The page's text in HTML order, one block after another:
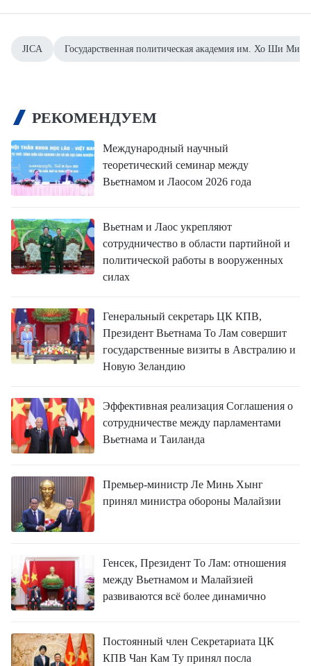
JICA Государственная политическая академия им. Хо Ши Мина
РЕКОМЕНДУЕМ
Международный научный
теоретический семинар между
Вьетнамом и Лаосом 2026 года
Вьетнам и Лаос укрепляют
сотрудничество в области партийной и
политической работы в вооруженных
силах
Генеральный секретарь ЦК КПВ,
Президент Вьетнама То Лам совершит
государственные визиты в Австралию и
Новую Зеландию
Эффективная реализация Соглашения о
сотрудничестве между парламентами
Вьетнама и Таиланда
Премьер-министр Ле Минь Хынг
принял министра обороны Малайзии
Генсек, Президент То Лам: отношения
между Вьетнамом и Малайзией
развиваются всё более динамично
Постоянный член Секретариата ЦК
КПВ Чан Кам Ту принял посла